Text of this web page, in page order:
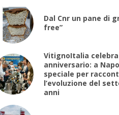
Dal Cnr un pane di
free”
VitignoItalia
anniversario: a
speciale per
l’evoluzione del
anni